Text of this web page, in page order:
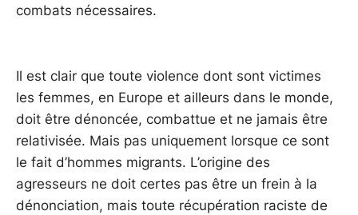
combats nécessaires.
Il est clair que toute violence dont sont victimes
les femmes, en Europe et ailleurs dans le monde,
doit être dénoncée, combattue et ne jamais être
relativisée. Mais pas uniquement lorsque ce sont
le fait d’hommes migrants. L’origine des
agresseurs ne doit certes pas être un frein à la
dénonciation, mais toute récupération raciste de